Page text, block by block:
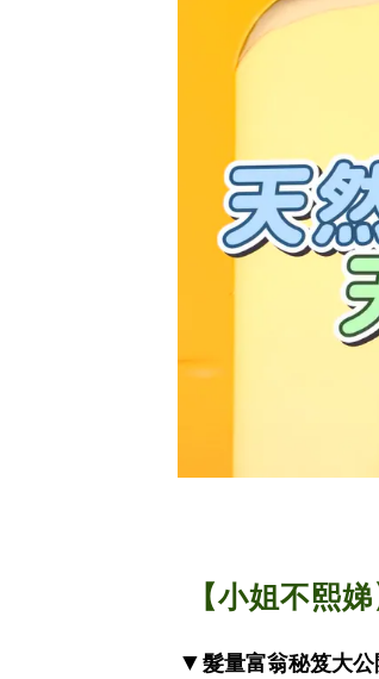
【小姐不熙
▼髮量富翁秘笈大